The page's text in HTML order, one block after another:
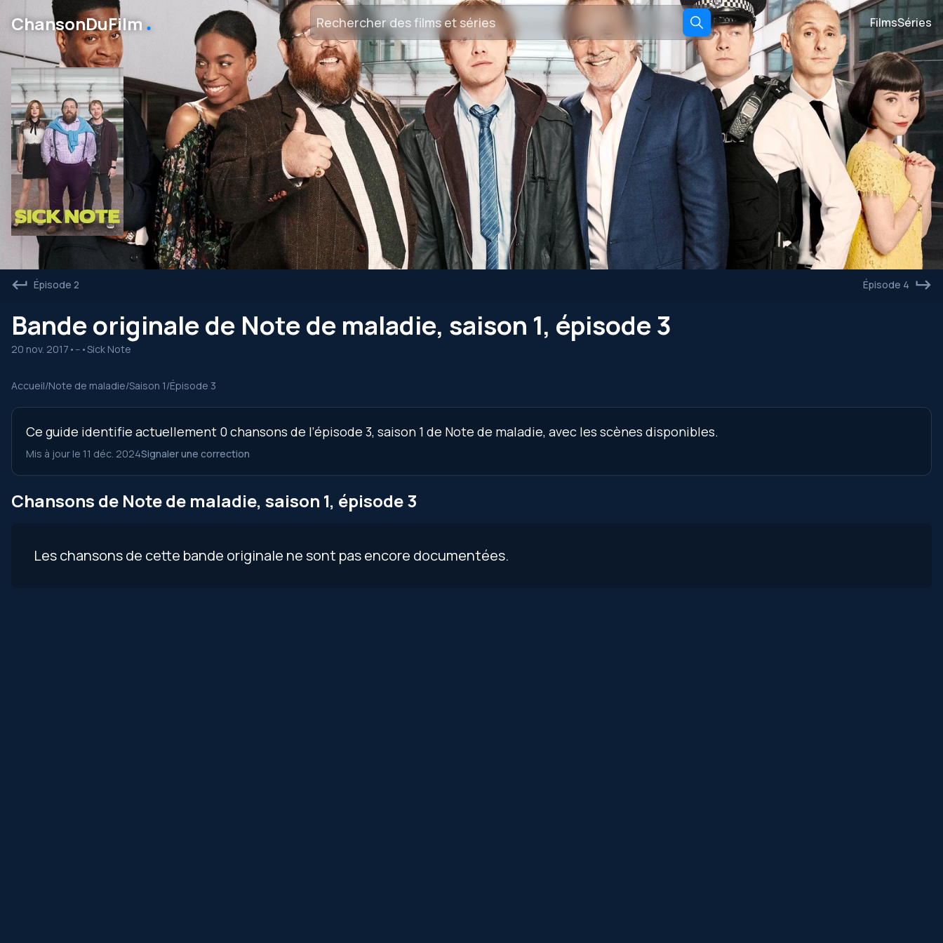
ChansonDuFilm․ FilmsSéries
Épisode 2 Épisode 4
Bande originale de Note de maladie, saison 1, épisode 3
20 nov. 2017 • -- •Sick Note
Accueil/Note de maladie/Saison 1/Épisode 3
Ce guide identifie actuellement 0 chansons de l’épisode 3, saison 1 de Note de maladie, avec les scènes disponibles.
Mis à jour le 11 déc. 2024Signaler une correction
Chansons de Note de maladie, saison 1, épisode 3
Les chansons de cette bande originale ne sont pas encore documentées.